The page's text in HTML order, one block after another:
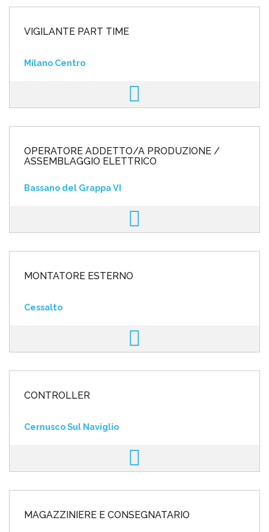
VIGILANTE PART TIME
Milano Centro
OPERATORE ADDETTO/A PRODUZIONE /
ASSEMBLAGGIO ELETTRICO
Bassano del Grappa VI
MONTATORE ESTERNO
Cessalto
CONTROLLER
Cernusco Sul Naviglio
MAGAZZINIERE E CONSEGNATARIO